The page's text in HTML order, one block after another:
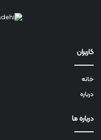
کاربران
خانه
درباره
درباره ما